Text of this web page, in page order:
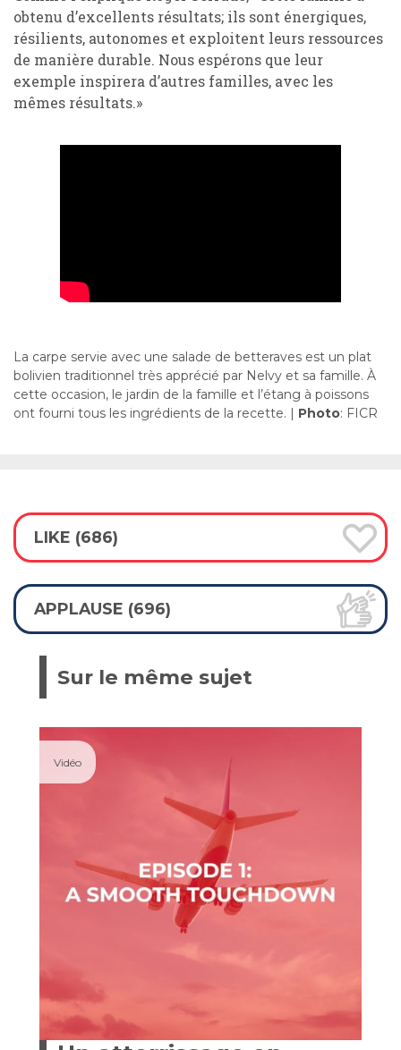
obtenu d’excellents résultats; ils sont énergiques,
résilients, autonomes et exploitent leurs ressources
de manière durable. Nous espérons que leur
exemple inspirera d’autres familles, avec les
mêmes résultats.»
La carpe servie avec une salade de betteraves est un plat
bolivien traditionnel très apprécié par Nelvy et sa famille. À
cette occasion, le jardin de la famille et l’étang à poissons
ont fourni tous les ingrédients de la recette. | Photo: FICR
LIKE (686)
APPLAUSE (696)
Sur le même sujet
Vidéo